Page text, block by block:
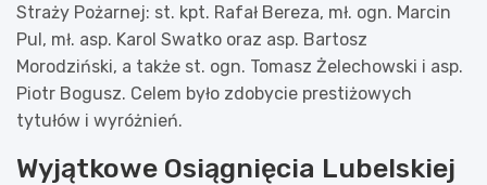
Straży Pożarnej: st. kpt. Rafał Bereza, mł. ogn. Marcin
Pul, mł. asp. Karol Swatko oraz asp. Bartosz
Morodziński, a także st. ogn. Tomasz Żelechowski i asp.
Piotr Bogusz. Celem było zdobycie prestiżowych
tytułów i wyróżnień.
Wyjątkowe Osiągnięcia Lubelskiej